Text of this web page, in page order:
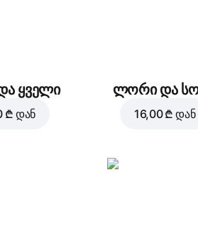
ყველი
₾ დან
ლორი და
16,00 ₾ დან